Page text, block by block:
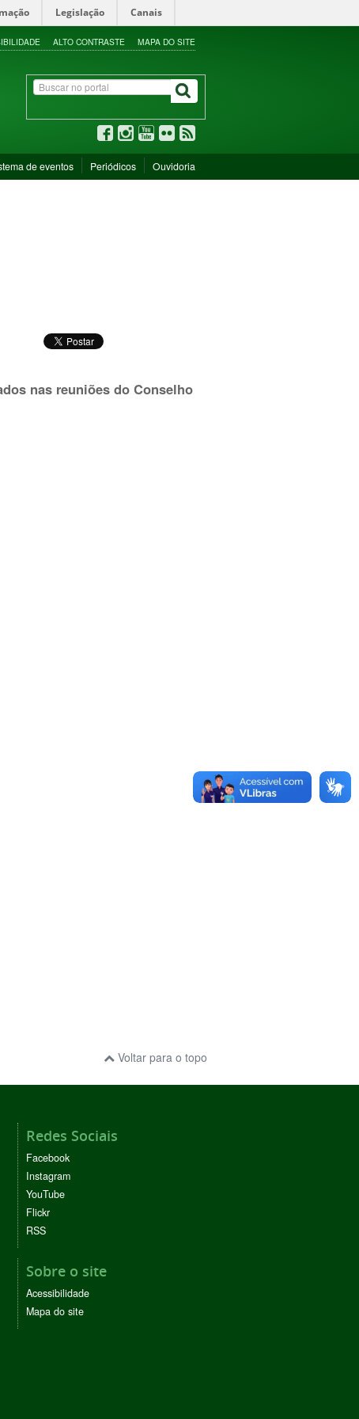
Legislação Canais
ALTO CONTRASTE MAPA DO SITE
de eventos Periódicos Ouvidoria
nas reuniões do Conselho
Voltar para o topo
Redes Sociais
Facebook
Instagram
YouTube
Flickr
RSS
Sobre o site
Acessibilidade
Mapa do site